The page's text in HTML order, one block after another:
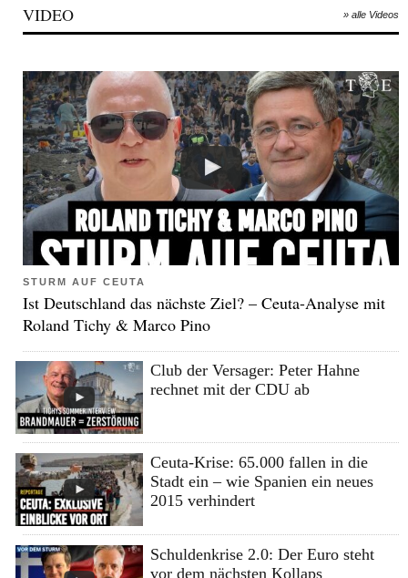
VIDEO » alle Videos
STURM AUF CEUTA
Ist Deutschland das nächste Ziel? – Ceuta-Analyse mit
Roland Tichy & Marco Pino
Club der Versager: Peter Hahne
rechnet mit der CDU ab
Ceuta-Krise: 65.000 fallen in die
Stadt ein – wie Spanien ein neues
2015 verhindert
Schuldenkrise 2.0: Der Euro steht
vor dem nächsten Kollaps